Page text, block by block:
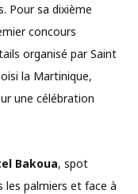
Pour sa dixième
concours
organisé par Saint
la Martinique,
une célébration
Bakoua, spot
les palmiers et face à